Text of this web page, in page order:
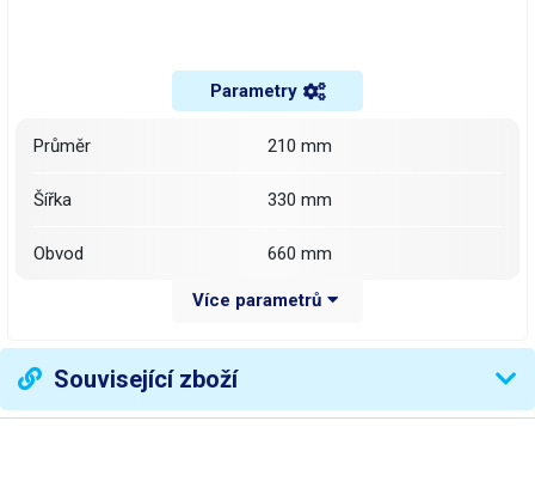
Parametry
průměr 210 mm
šířka 330 mm
obvod 660 mm
černá
teplota smrštění 125 °C
Více parametrů
Související zboží